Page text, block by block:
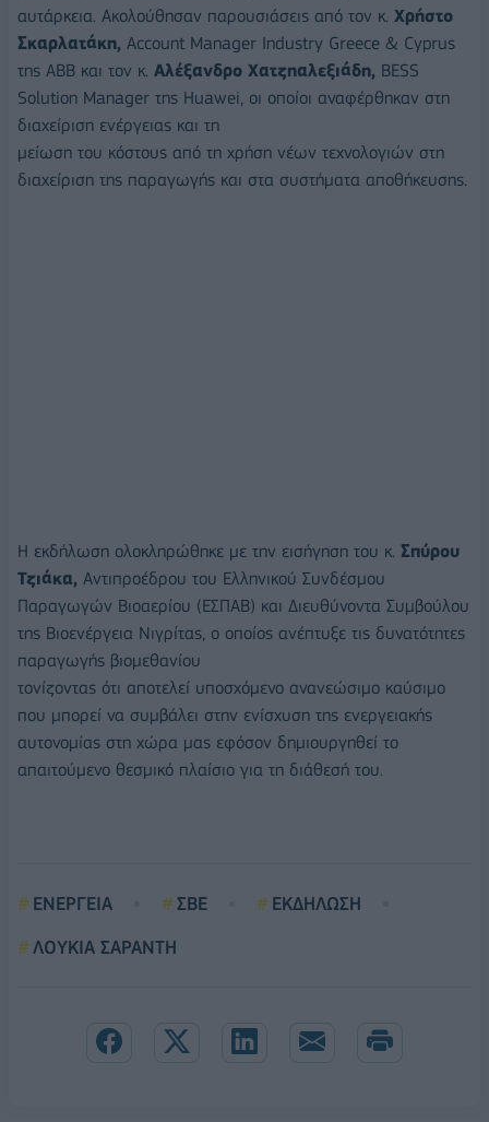
αυτάρκεια. Ακολούθησαν παρουσιάσεις από τον κ. Χρήστο
Σκαρλατάκη, Account Manager Industry Greece & Cyprus
της ΑΒΒ και τον κ. Αλέξανδρο Χατζηαλεξιάδη, BESS
Solution Manager της Huawei, οι οποίοι αναφέρθηκαν στη
διαχείριση ενέργειας και τη
μείωση του κόστους από τη χρήση νέων τεχνολογιών στη
διαχείριση της παραγωγής και στα συστήματα αποθήκευσης.
Η εκδήλωση ολοκληρώθηκε με την εισήγηση του κ. Σπύρου
Τζιάκα, Αντιπροέδρου του Ελληνικού Συνδέσμου
Παραγωγών Βιοαερίου (ΕΣΠΑΒ) και Διευθύνοντα Συμβούλου
της Βιοενέργεια Νιγρίτας, ο οποίος ανέπτυξε τις δυνατότητες
παραγωγής βιομεθανίου
τονίζοντας ότι αποτελεί υποσχόμενο ανανεώσιμο καύσιμο
που μπορεί να συμβάλει στην ενίσχυση της ενεργειακής
αυτονομίας στη χώρα μας εφόσον δημιουργηθεί το
απαιτούμενο θεσμικό πλαίσιο για τη διάθεσή του.
ΕΝΕΡΓΕΙΑ ΣΒΕ
ΕΚΔΗΛΩΣΗ
ΛΟΥΚΙΑ ΣΑΡΑΝΤΗ